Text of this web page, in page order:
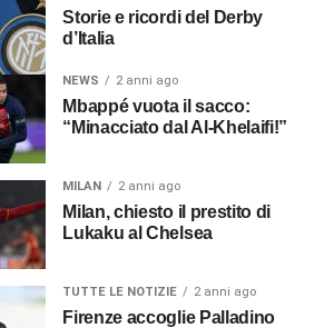
Storie e ricordi del Derby
d’Italia
NEWS 2 anni ago
Mbappé vuota il sacco:
“Minacciato dal Al-Khelaifi!”
MILAN 2 anni ago
Milan, chiesto il prestito di
Lukaku al Chelsea
TUTTE LE NOTIZIE 2 anni ago
Firenze accoglie Palladino